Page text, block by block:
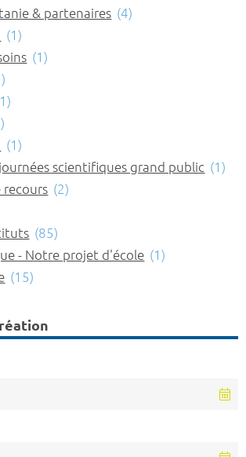
& partenaires (4)
(1)
(1)
(1)
scientifiques grand public (1)
recours (2)
(85)
- Notre projet d'école (1)
(15)